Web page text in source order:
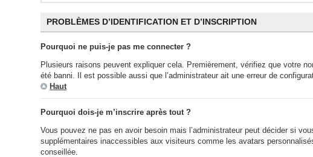
PROBLÈMES D’IDENTIFICATION ET D’INSCRIPTION
Pourquoi ne puis-je pas me connecter ?
Plusieurs raisons peuvent expliquer cela. Premièrement, vérifiez que votre
été banni. Il est possible aussi que l’administrateur ait une erreur de
Haut
Pourquoi dois-je m’inscrire après tout ?
Vous pouvez ne pas en avoir besoin mais l’administrateur peut décider si
supplémentaires inaccessibles aux visiteurs comme les avatars
conseillée.